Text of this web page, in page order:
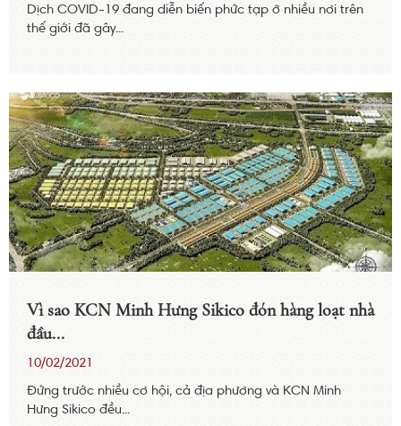
Dịch COVID-19 đang diễn biến phức tạp ở nhiều nơi trên
thế giới đã gây...
Vì sao KCN Minh Hưng Sikico đón hàng loạt nhà
đầu...
10/02/2021
Đứng trước nhiều cơ hội, cả địa phương và KCN Minh
Hưng Sikico đều...